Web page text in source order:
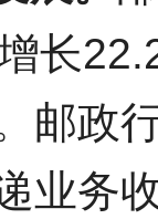
长
邮政
业务